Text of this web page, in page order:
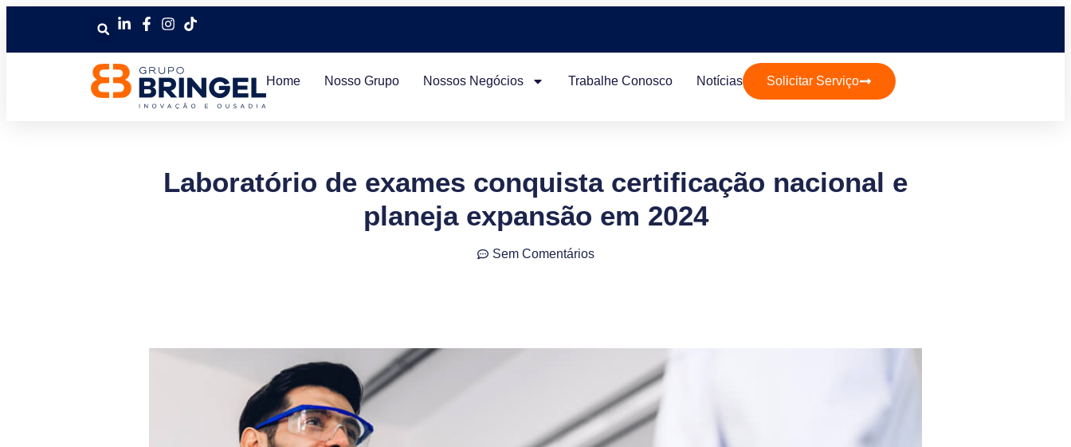
Home Nosso Grupo Nossos Negócios Trabalhe Conosco Notícias Solicitar Serviço
Laboratório de exames conquista certificação nacional e
planeja expansão em 2024
Sem Comentários